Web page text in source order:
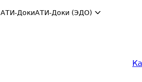
АТИ-ДокиАТИ-Доки (ЭДО)